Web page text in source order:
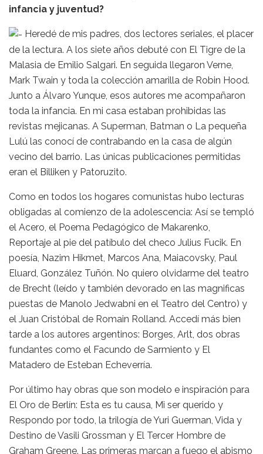
infancia y juventud?
Heredé de mis padres, dos lectores seriales, el placer
de la lectura. A los siete años debuté con El Tigre de la
Malasia de Emilio Salgari. En seguida llegaron Verne,
Mark Twain y toda la colección amarilla de Robin Hood.
Junto a Álvaro Yunque, esos autores me acompañaron
toda la infancia. En mi casa estaban prohibidas las
revistas mejicanas. A Superman, Batman o La pequeña
Lulú las conocí de contrabando en la casa de algún
vecino del barrio. Las únicas publicaciones permitidas
eran el Billiken y Patoruzito.
Como en todos los hogares comunistas hubo lecturas
obligadas al comienzo de la adolescencia: Así se templó
el Acero, el Poema Pedagógico de Makarenko,
Reportaje al pie del patíbulo del checo Julius Fucik. En
poesía, Nazim Hikmet, Marcos Ana, Maiacovsky, Paul
Eluard, González Tuñón. No quiero olvidarme del teatro
de Brecht (leído y también devorado en las magnificas
puestas de Manolo Jedwabni en el Teatro del Centro) y
el Juan Cristóbal de Romain Rolland. Accedí más bien
tarde a los autores argentinos: Borges, Arlt, dos obras
fundantes como el Facundo de Sarmiento y El
Matadero de Esteban Echeverría.
Por último hay obras que son modelo e inspiración para
El Oro de Berlín: Esta es tu causa, Mi ser querido y
Respondo por todo, la trilogía de Yuri Guerman, Vida y
Destino de Vasili Grossman y El Tercer Hombre de
Graham Greene. Las primeras marcan a fuego el abismo